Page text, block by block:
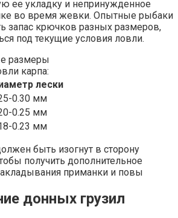
ее укладку и непринужденное
во время жевки. Опытные рыбаки
запас крючков разных размеров,
под текущие условия ловли.
размеры
карпа:
лески
0.30 мм
0.25 мм
0.23 мм
быть изогнут в сторону
получить дополнительное
приманки и повы
донных грузил